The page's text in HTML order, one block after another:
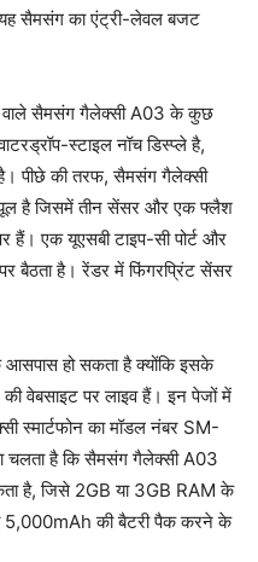
सैमसंग का एंट्री-लेवल बजट
वाले सैमसंग गैलेक्सी A03 के कुछ
स्टाइल नॉच डिस्प्ले है,
पीछे की तरफ, सैमसंग गैलेक्सी
है जिसमें तीन सेंसर और एक फ्लैश
हैं। एक यूएसबी टाइप-सी पोर्ट और
बैठता है। रेंडर में फिंगरप्रिंट सेंसर
हो सकता है क्योंकि इसके
वेबसाइट पर लाइव हैं। इन पेजों में
स्मार्टफोन का मॉडल नंबर SM-
चलता है कि सैमसंग गैलेक्सी A03
है, जिसे 2GB या 3GB RAM के
5,000mAh की बैटरी पैक करने के